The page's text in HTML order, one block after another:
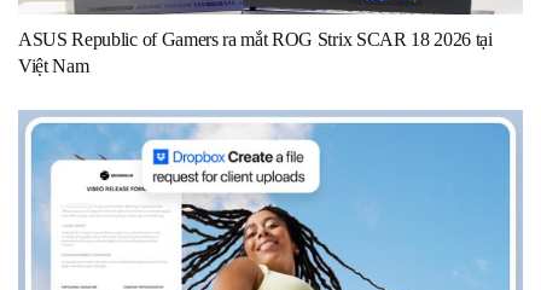
ASUS Republic of Gamers ra mắt ROG Strix SCAR 18 2026 tại
Việt Nam